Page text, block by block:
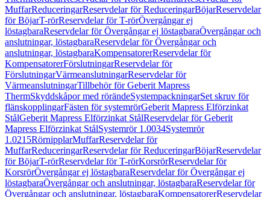
MuffarReduceringarReservdelar för ReduceringarBöjarReservdelar
för BöjarT-rörReservdelar för T-rörÖvergångar ej
löstagbaraReservdelar för Övergångar ej löstagbaraÖvergångar och
anslutningar, löstagbaraReservdelar för Övergångar och
anslutningar, löstagbaraKompensatorerReservdelar för
KompensatorerFörslutningarReservdelar för
FörslutningarVärmeanslutningarReservdelar för
VärmeanslutningarTillbehör för Geberit Mapress
ThermSkyddskåpor med rörändeSystempackningarSet skruv för
flänskopplingarFästen för systemrörGeberit Mapress Elförzinkat
StålGeberit Mapress Elförzinkat StålReservdelar för Geberit
Mapress Elförzinkat StålSystemrör 1.0034Systemrör
1.0215RörnipplarMuffarReservdelar för
MuffarReduceringarReservdelar för ReduceringarBöjarReservdelar
för BöjarT-rörReservdelar för T-rörKorsrörReservdelar för
KorsrörÖvergångar ej löstagbaraReservdelar för Övergångar ej
löstagbaraÖvergångar och anslutningar, löstagbaraReservdelar för
Övergångar och anslutningar, löstagbaraKompensatorerReservdelar